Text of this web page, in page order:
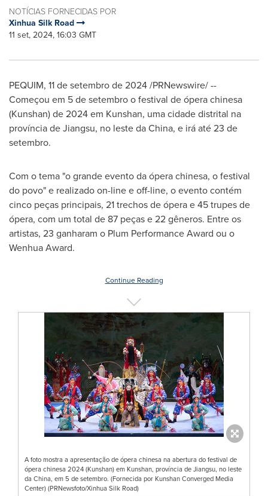
NOTÍCIAS FORNECIDAS POR
Xinhua Silk Road
11 set, 2024, 16:03 GMT
PEQUIM, 11 de setembro de 2024/PRNewswire/ --
Começou em 5 de setembro o festival de ópera chinesa
(Kunshan) de 2024 em Kunshan, uma cidade distrital na
província deJiangsu, no leste daChina, e irá até 23 de
setembro.
Com o tema "o grande evento da ópera chinesa, o festival
do povo" e realizado on-line e off-line, o evento contém
cinco peças principais, 21 trechos de ópera e 45 trupes de
ópera, com um total de 87 peças e 22 gêneros. Entre os
artistas, 23 ganharam o Plum Performance Award ou o
Wenhua Award.
Continue Reading
A foto mostra a apresentação de ópera chinesa na abertura do festival de
ópera chinesa 2024 (Kunshan) em Kunshan, província de Jiangsu, no leste
da China, em 5 de setembro. (Fornecida por Kunshan Converged Media
Center) (PRNewsfoto/Xinhua Silk Road)